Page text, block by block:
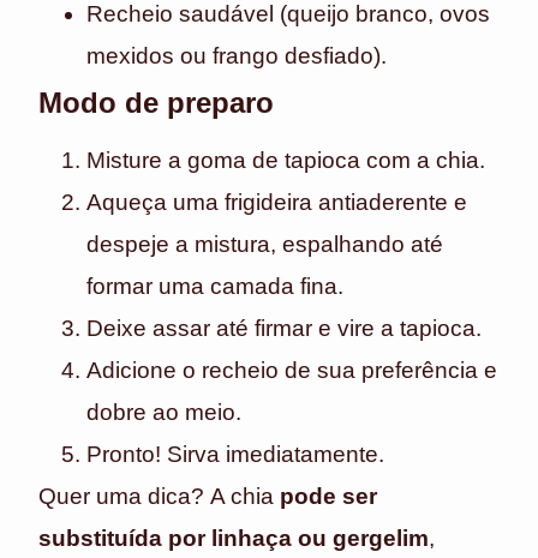
Recheio saudável (queijo branco, ovos
mexidos ou frango desfiado).
Modo de preparo
Misture a goma de tapioca com a chia.
Aqueça uma frigideira antiaderente e
despeje a mistura, espalhando até
formar uma camada fina.
Deixe assar até firmar e vire a tapioca.
Adicione o recheio de sua preferência e
dobre ao meio.
Pronto! Sirva imediatamente.
Quer uma dica? A chia pode ser
substituída por linhaça ou gergelim,